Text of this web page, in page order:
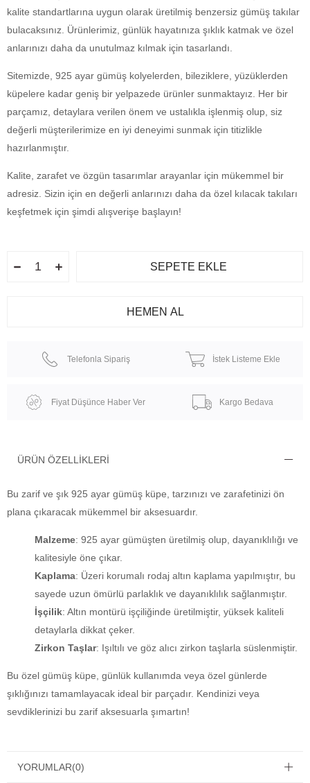
kalite standartlarına uygun olarak üretilmiş benzersiz gümüş takılar
bulacaksınız. Ürünlerimiz, günlük hayatınıza şıklık katmak ve özel
anlarınızı daha da unutulmaz kılmak için tasarlandı.
Sitemizde, 925 ayar gümüş kolyelerden, bileziklere, yüzüklerden
küpelere kadar geniş bir yelpazede ürünler sunmaktayız. Her bir
parçamız, detaylara verilen önem ve ustalıkla işlenmiş olup, siz
değerli müşterilerimize en iyi deneyimi sunmak için titizlikle
hazırlanmıştır.
Kalite, zarafet ve özgün tasarımlar arayanlar için mükemmel bir
adresiz. Sizin için en değerli anlarınızı daha da özel kılacak takıları
keşfetmek için şimdi alışverişe başlayın!
Telefonla Sipariş İstek Listeme Ekle
Fiyat Düşünce Haber Ver Kargo Bedava
ÜRÜN ÖZELLIKLERI
Bu zarif ve şık 925 ayar gümüş küpe, tarzınızı ve zarafetinizi ön
plana çıkaracak mükemmel bir aksesuardır.
Malzeme: 925 ayar gümüşten üretilmiş olup, dayanıklılığı ve
kalitesiyle öne çıkar.
Kaplama: Üzeri korumalı rodaj altın kaplama yapılmıştır, bu
sayede uzun ömürlü parlaklık ve dayanıklılık sağlanmıştır.
İşçilik: Altın montürü işçiliğinde üretilmiştir, yüksek kaliteli
detaylarla dikkat çeker.
Zirkon Taşlar: Işıltılı ve göz alıcı zirkon taşlarla süslenmiştir.
Bu özel gümüş küpe, günlük kullanımda veya özel günlerde
şıklığınızı tamamlayacak ideal bir parçadır. Kendinizi veya
sevdiklerinizi bu zarif aksesuarla şımartın!
YORUMLAR(0)